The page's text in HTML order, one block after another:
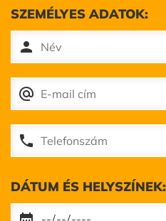
SZEMÉLYES ADATOK:
person
alternate_email
phone
DÁTUM ÉS HELYSZÍNEK: